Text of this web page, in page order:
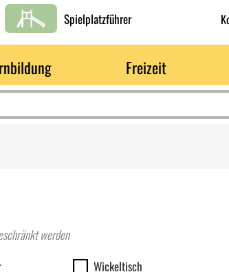
Spielplatzführer
Freizeit
werden
Ausstattung
Wickeltisch